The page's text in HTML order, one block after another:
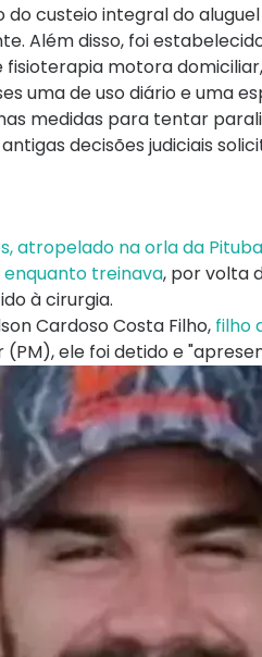
custeio integral do
Além disso, foi
fisioterapia motora
uma de uso diário e uma
medidas para tentar
decisões judiciais
atropelado na orla da Pituba
treinava, por volta
à cirurgia.
Cardoso Costa Filho, filho
ele foi detido e